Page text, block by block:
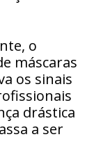
o
máscaras
os sinais
drástica
a ser